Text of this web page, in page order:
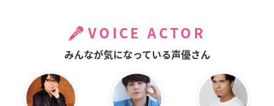
VOICE ACTOR
みんなが気になっている声優さん